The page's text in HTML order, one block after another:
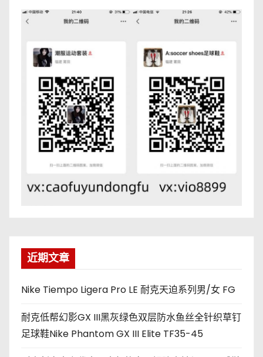
近期文章
Nike Tiempo Ligera Pro LE 耐克天迫系列男/女 FG
耐克低帮幻影GX III黑灰绿色双层防水鱼丝全针织草钉
足球鞋Nike Phantom GX III Elite TF35-45